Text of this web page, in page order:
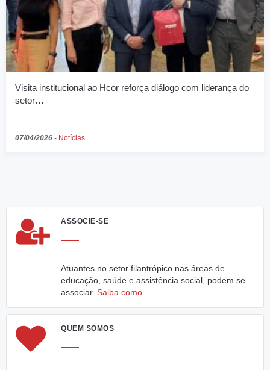
Visita institucional ao Hcor reforça diálogo com liderança do
setor…
07/04/2026 - Notícias
ASSOCIE-SE
Atuantes no setor filantrópico nas áreas de
educação, saúde e assistência social, podem se
associar. Saiba como.
QUEM SOMOS